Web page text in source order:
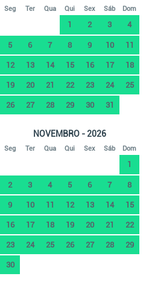
Seg Ter Qua Qui Sex Sáb Dom
1 2 3 4
5 6 7 8 9 10 11
12 13 14 15 16 17 18
19 20 21 22 23 24 25
26 27 28 29 30 31
NOVEMBRO - 2026
Seg Ter Qua Qui Sex Sáb Dom
1
2 3 4 5 6 7 8
9 10 11 12 13 14 15
16 17 18 19 20 21 22
23 24 25 26 27 28 29
30